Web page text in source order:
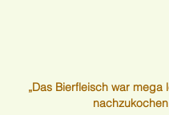
„Das Bierfleisch war mega